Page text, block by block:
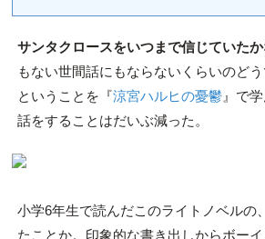
サンタクロースをいつまで信じていたか
もない世間話にもならないくらいのどう
ということを『涼宮ハルヒの憂鬱』で
話をすることはだいぶ減った。
小学6年生で読んだこのライトノベルの
たことか。印象的な書き出しからボー